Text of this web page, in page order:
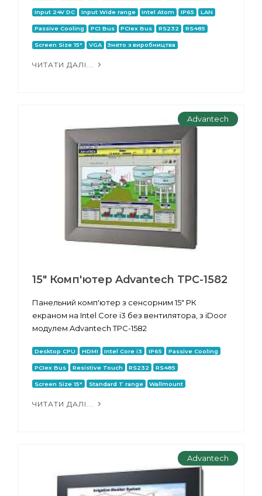
Input 24V DC Input Wide range Intel Atom IP65 LAN
Passive Cooling PCI Bus PCIex Bus RS232 RS485
Screen Size 15" VGA Знято з виробництва
ЧИТАТИ ДАЛІ...
Advantech
15" Комп'ютер Advantech TPC-1582
Панельний комп'ютер з сенсорним 15" РК
екраном на Intel Core i3 без вентилятора, з iDoor
модулем Advantech TPC-1582
Desktop CPU HDMI Intel Core i3 IP65 Passive Cooling
PCIex Bus Resistive Touch RS232 RS485
Screen Size 15" Standard T range Wallmount
ЧИТАТИ ДАЛІ...
Advantech